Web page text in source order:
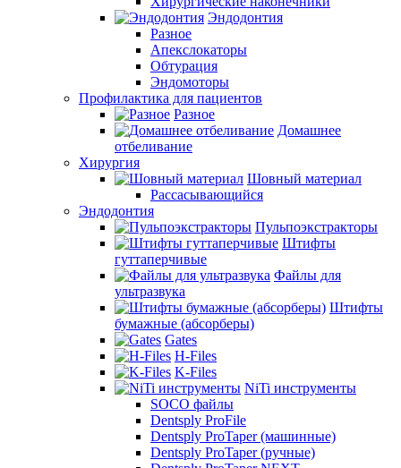
Эндодонтия
Разное
Апекслокаторы
Обтурация
Эндомоторы
Профилактика для пациентов
Разное
Домашнее
отбеливание
Хирургия
Шовный материал
Рассасывающийся
Эндодонтия
Пульпоэкстракторы
Штифты
гуттаперчивые
Файлы для
ультразвука
Штифты
бумажные (абсорберы)
Gates
H-Files
K-Files
NiTi инструменты
SOCO файлы
Dentsply ProFile
Dentsply ProTaper (машинные)
Dentsply ProTaper (ручные)